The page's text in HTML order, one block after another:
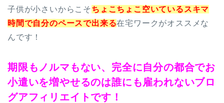
子供が小さいからこそちょこちょこ空いているスキマ
時間で自分のペースで出来る在宅ワークがオススメな
んです！
期限もノルマもない、完全に自分の都合でお
小遣いを増やせるのは誰にも雇われないブロ
グアフィリエイトです！